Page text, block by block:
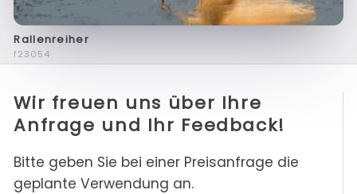
Rallenreiher
f23054
Wir freuen uns über Ihre
Anfrage und Ihr Feedback!
Bitte geben Sie bei einer Preisanfrage die
geplante Verwendung an.